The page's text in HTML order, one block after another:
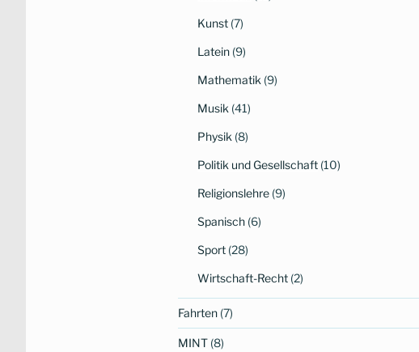
Kunst (7)
Latein (9)
Mathematik (9)
Musik (41)
Physik (8)
Politik und Gesellschaft (10)
Religionslehre (9)
Spanisch (6)
Sport (28)
Wirtschaft-Recht (2)
Fahrten (7)
MINT (8)